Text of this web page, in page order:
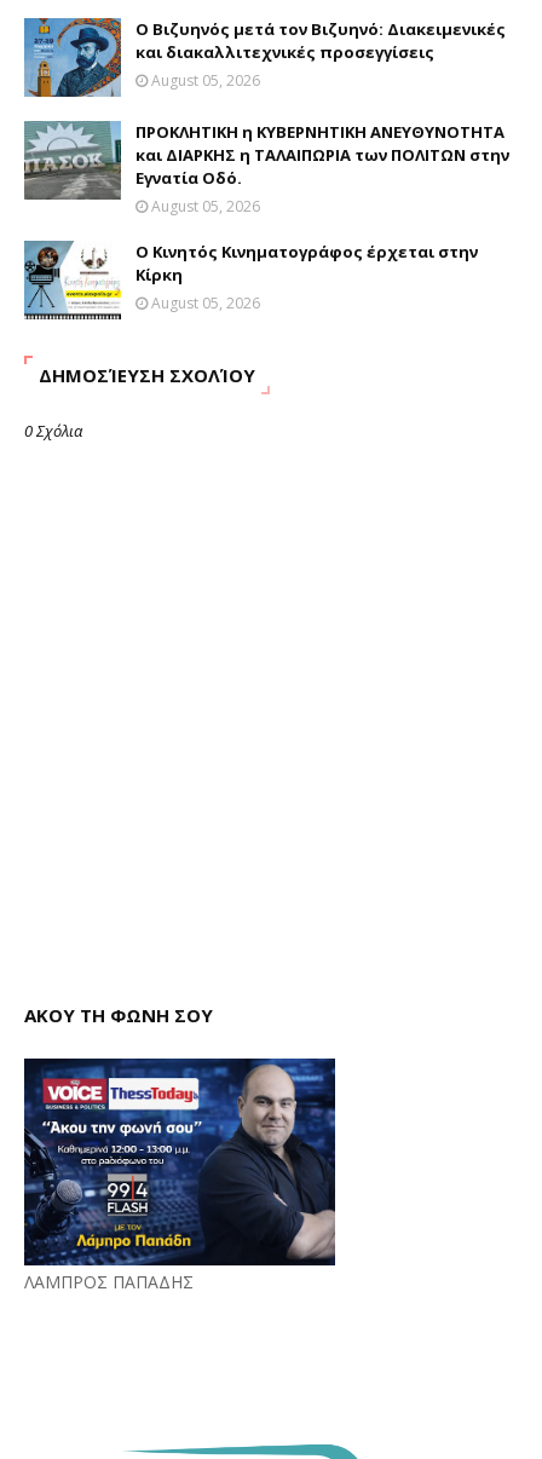
Ο Βιζυηνός μετά τον Βιζυηνό: Διακειμενικές
και διακαλλιτεχνικές προσεγγίσεις
August 05, 2026
ΠΡΟΚΛΗΤΙΚΗ η ΚΥΒΕΡΝΗΤΙΚΗ ΑΝΕΥΘΥΝΟΤΗΤΑ
και ΔΙΑΡΚΗΣ η ΤΑΛΑΙΠΩΡΙΑ των ΠΟΛΙΤΩΝ στην
Εγνατία Οδό.
August 05, 2026
Ο Κινητός Κινηματογράφος έρχεται στην
Κίρκη
August 05, 2026
ΔΗΜΟΣΊΕΥΣΗ ΣΧΟΛΊΟΥ
0 Σχόλια
ΑΚΟΥ ΤΗ ΦΩΝΗ ΣΟΥ
ΛΑΜΠΡΟΣ ΠΑΠΑΔΗΣ